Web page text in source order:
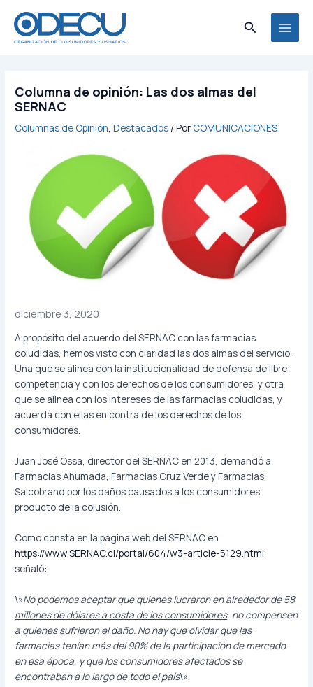
contenido
Buscar
Columna de opinión: Las dos almas del
SERNAC
Columnas de Opinión,Destacados / Por COMUNICACIONES
diciembre 3, 2020
A propósito del acuerdo del SERNAC con las farmacias
coludidas, hemos visto con claridad las dos almas del servicio.
Una que se alinea con la institucionalidad de defensa de libre
competencia y con los derechos de los consumidores, y otra
que se alinea con los intereses de las farmacias coludidas, y
acuerda con ellas en contra de los derechos de los
consumidores.
Juan José Ossa, director del SERNAC en 2013, demandó a
Farmacias Ahumada, Farmacias Cruz Verde y Farmacias
Salcobrand por los daños causados a los consumidores
producto de la colusión.
Como consta en la página web del SERNAC en
https://www.SERNAC.cl/portal/604/w3-article-5129.html
señaló:
\»No podemos aceptar que quieneslucraron en alrededor de 58
millones de dólares a costa de los consumidores, no compensen
a quienes sufrieron el daño. No hay que olvidar que las
farmacias tenían más del 90% de la participación de mercado
en esa época, y que los consumidores afectados se
encontraban a lo largo de todo el país\».